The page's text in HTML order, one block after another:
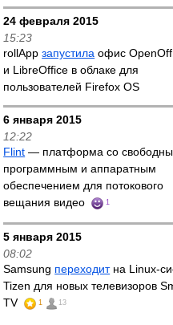
24 февраля 2015
15:23
rollAppзапустила офис
и LibreOffice в облаке для
пользователей Firefox OS
6 января 2015
12:22
Flint — платформа со
программным и аппаратным
обеспечением для потокового
вещания видео
1
5 января 2015
08:02
Samsung переходитна Linux-
Tizen для новых телевизоров
TV
1 13